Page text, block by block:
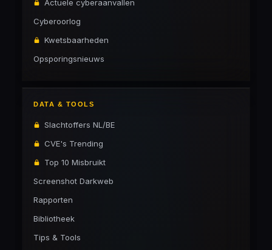
Actuele cyberaanvallen
Cyberoorlog
Kwetsbaarheden
Opsporingsnieuws
DATA & TOOLS
Slachtoffers NL/BE
CVE's Trending
Top 10 Misbruikt
Screenshot Darkweb
Rapporten
Bibliotheek
Tips & Tools